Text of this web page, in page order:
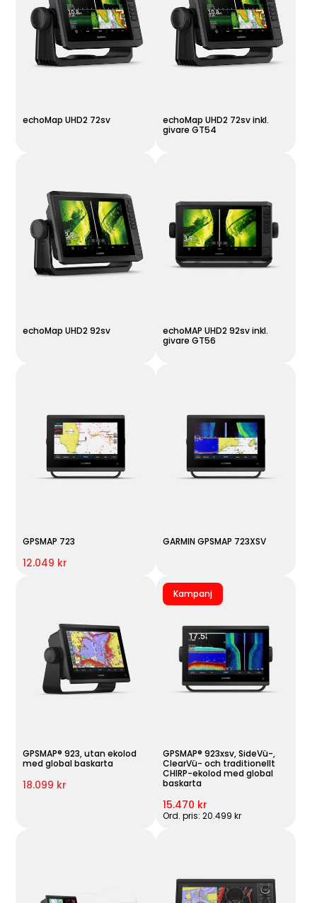
echoMap UHD2 72sv
echoMap UHD2 72sv inkl.
givare GT54
echoMap UHD2 92sv
echoMAP UHD2 92sv inkl.
givare GT56
GPSMAP 723
12.049 kr
GARMIN GPSMAP 723XSV
GPSMAP® 923, utan ekolod
med global baskarta
18.099 kr
Kampanj
GPSMAP® 923xsv, SideVü-,
ClearVü- och traditionellt
CHIRP-ekolod med global
baskarta
15.470 kr
Ord. pris: 20.499 kr